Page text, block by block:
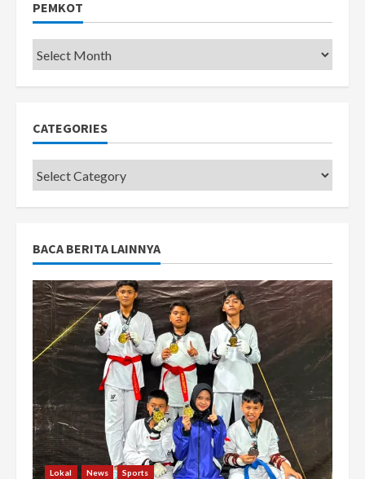
PEMKOT
Pemkot
CATEGORIES
Categories
BACA BERITA LAINNYA
Lokal News Sports